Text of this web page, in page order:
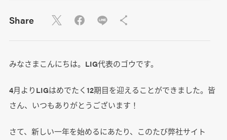
Share
みなさまこんにちは。LIG代表のゴウです。
4月よりLIGはめでたく12期目を迎えることができました。皆
さん、いつもありがとうございます！
さて、新しい一年を始めるにあたり、このたび弊社サイト